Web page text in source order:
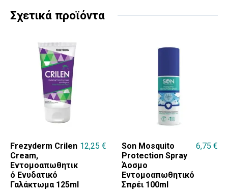
Σχετικά προϊόντα
Frezyderm Crilen
Cream,
Εντομοαπωθητικ
ό Ενυδατικό
Γαλάκτωμα 125ml
12,25 €
Son Mosquito
Protection Spray
Άοσμο
Εντομοαπωθητικό
Σπρέι 100ml
6,75 €